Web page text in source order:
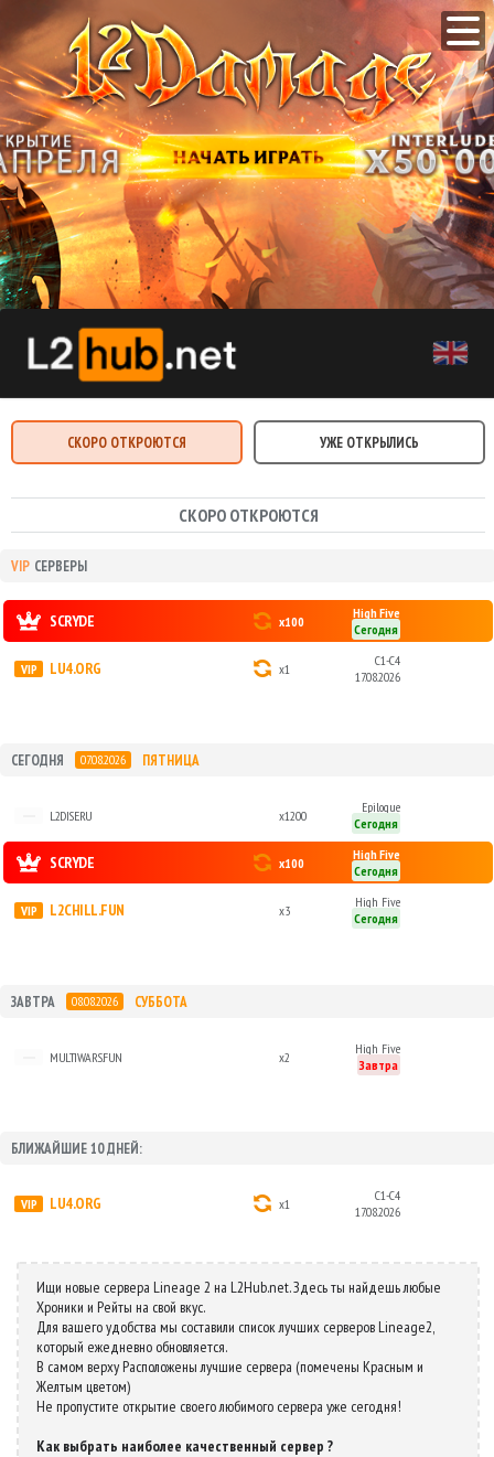
СКОРО ОТКРОЮТСЯ УЖЕ ОТКРЫЛИСЬ
СКОРО ОТКРОЮТСЯ
VIP СЕРВЕРЫ
SCRYDE x100
High Five
Сегодня
LU4.ORG x1
C1-C4
17.08.2026
СЕГОДНЯ 07.08.2026 ПЯТНИЦА
L2DISE.RU x1200
Epilogue
Сегодня
SCRYDE x100
High Five
Сегодня
L2CHILL.FUN x3
High Five
Сегодня
ЗАВТРА 08.08.2026 СУББОТА
MULTIWARS.FUN x2
High Five
Завтра
БЛИЖАЙШИЕ 10 ДНЕЙ:
LU4.ORG x1
C1-C4
17.08.2026
Ищи новые сервера Lineage 2 на L2Hub.net. Здесь ты найдешь любые
Хроники и Рейты на свой вкус.
Для вашего удобства мы составили список лучших серверов Lineage2,
который ежедневно обновляется.
В самом верху Расположены лучшие сервера (помечены Красным и
Желтым цветом)
Не пропустите открытие своего любимого сервера уже сегодня!
Как выбрать наиболее качественный сервер ?